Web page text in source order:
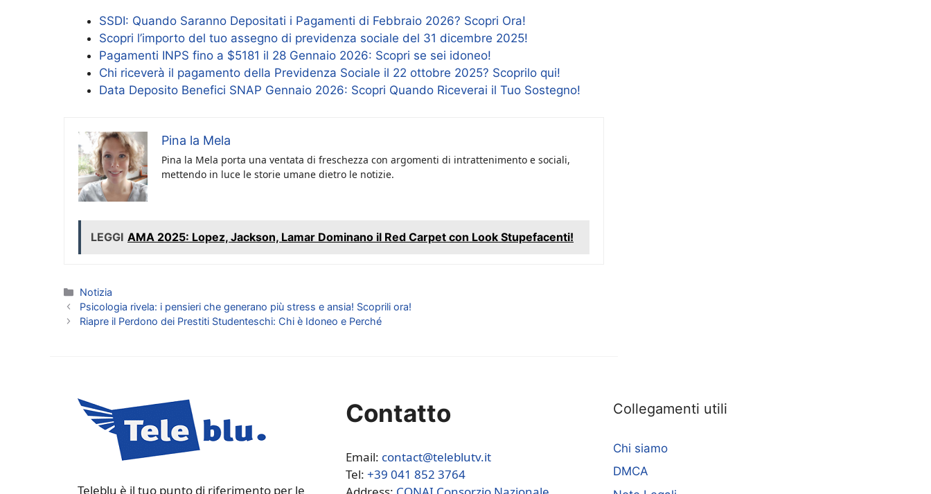
SSDI: Quando Saranno Depositati i Pagamenti di Febbraio 2026? Scopri Ora!
Scopri l’importo del tuo assegno di previdenza sociale del 31 dicembre 2025!
Pagamenti INPS fino a $5181 il 28 Gennaio 2026: Scopri se sei idoneo!
Chi riceverà il pagamento della Previdenza Sociale il 22 ottobre 2025? Scoprilo qui!
Data Deposito Benefici SNAP Gennaio 2026: Scopri Quando Riceverai il Tuo Sostegno!
Pina la Mela
Pina la Mela porta una ventata di freschezza con argomenti di intrattenimento e sociali,
mettendo in luce le storie umane dietro le notizie.
LEGGI AMA 2025: Lopez, Jackson, Lamar Dominano il Red Carpet con Look Stupefacenti!
Categorie
Notizia
Psicologia rivela: i pensieri che generano più stress e ansia! Scoprili ora!
Riapre il Perdono dei Prestiti Studenteschi: Chi è Idoneo e Perché
Teleblu è il tuo punto di riferimento per le
Contatto
Email: contact@teleblutv.it
Tel: +39 041 852 3764
Collegamenti utili
Chi siamo
DMCA